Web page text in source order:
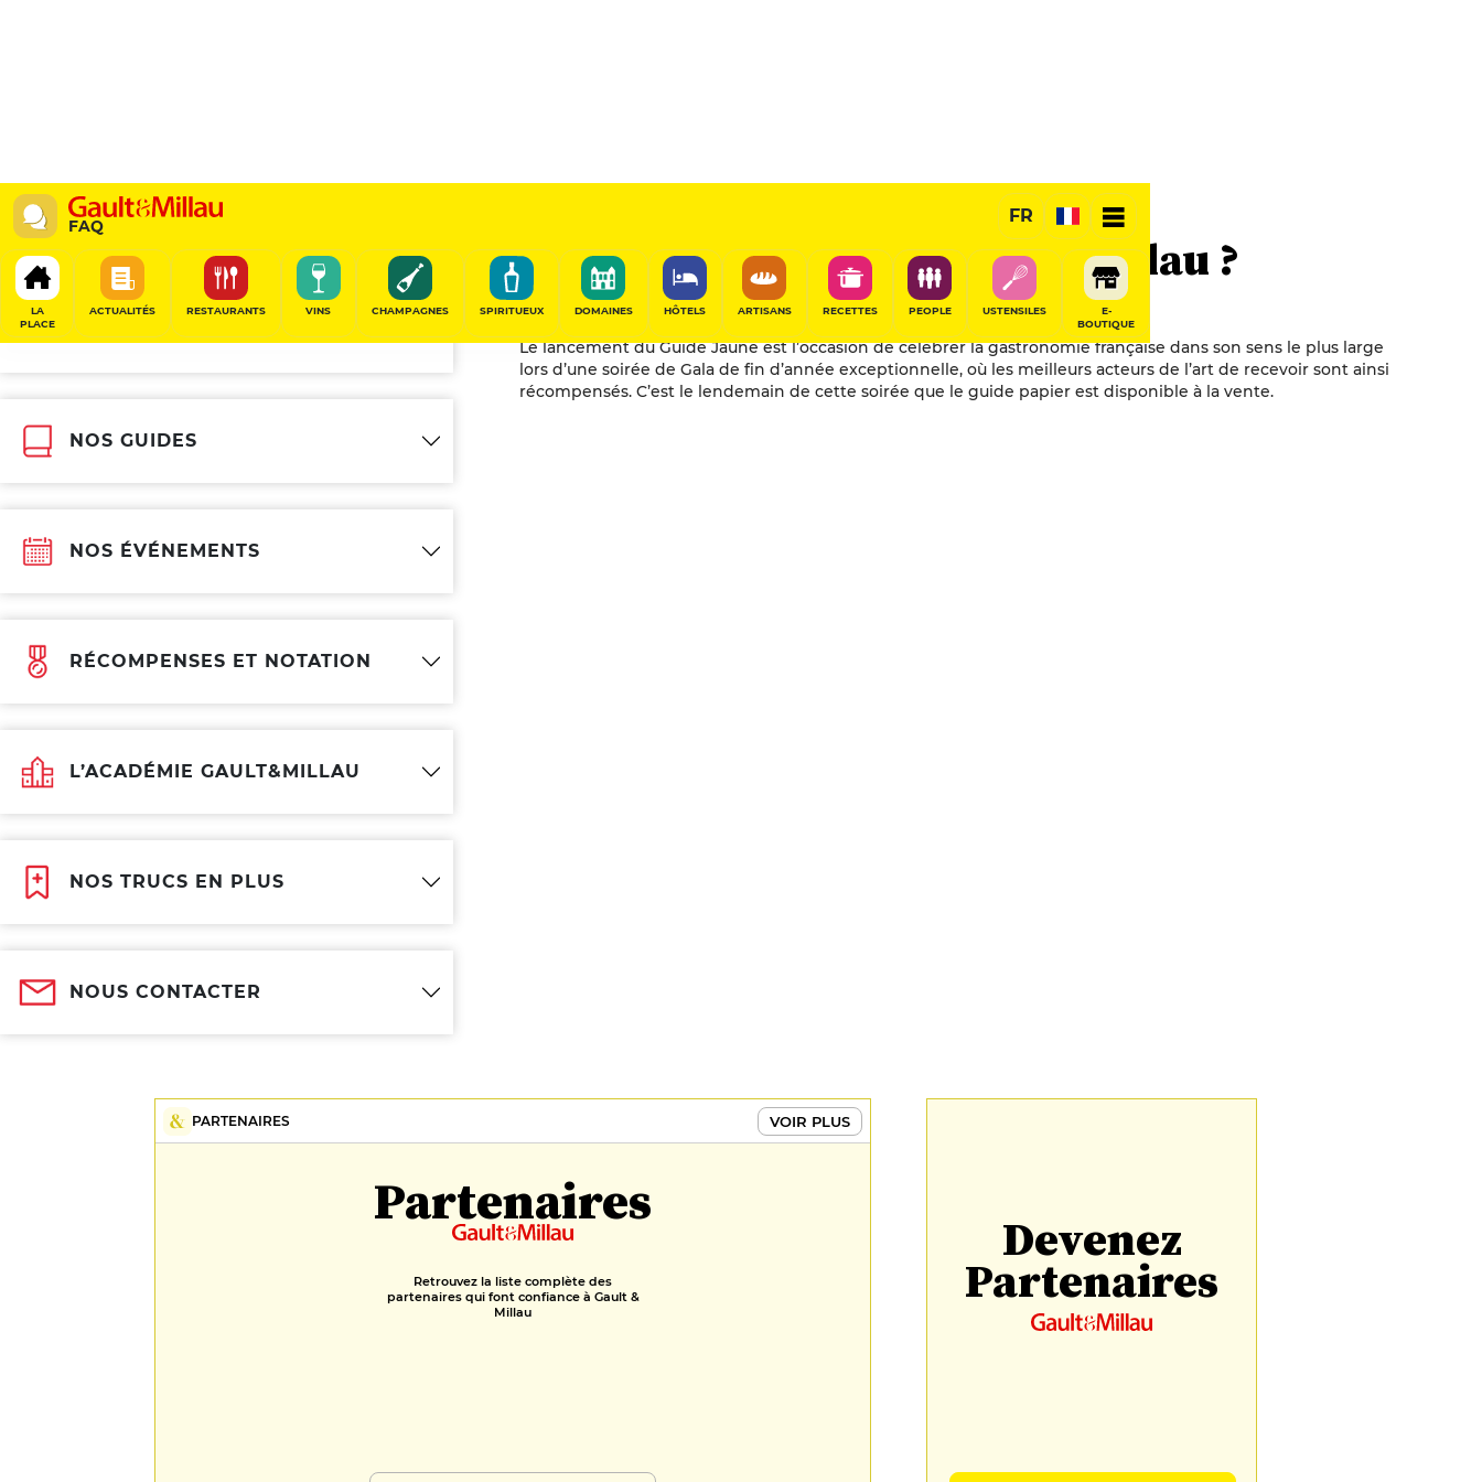
FAQ
FR
LA
PLACE
ACTUALITÉS RESTAURANTS VINS CHAMPAGNES SPIRITUEUX DOMAINES HÔTELS ARTISANS RECETTES PEOPLE USTENSILES
E-
BOUTIQUE
Autres sujets
GAULT&MILLAU EN BREF
NOS GUIDES
NOS ÉVÉNEMENTS
RÉCOMPENSES ET NOTATION
L’ACADÉMIE GAULT&MILLAU
NOS TRUCS EN PLUS
NOUS CONTACTER
Quand sort le guide Gault&Millau ?
Le lancement du Guide Jaune est l’occasion de célébrer la gastronomie française dans son sens le plus large
lors d’une soirée de Gala de fin d’année exceptionnelle, où les meilleurs acteurs de l’art de recevoir sont ainsi
récompensés. C’est le lendemain de cette soirée que le guide papier est disponible à la vente.
PARTENAIRES VOIR PLUS
Partenaires
Retrouvez la liste complète des
partenaires qui font confiance à Gault &
Millau
Devenez
Partenaires